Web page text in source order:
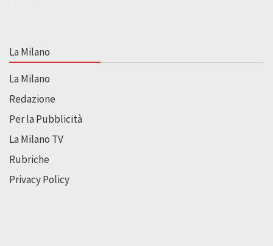
La Milano
La Milano
Redazione
Per la Pubblicità
La Milano TV
Rubriche
Privacy Policy